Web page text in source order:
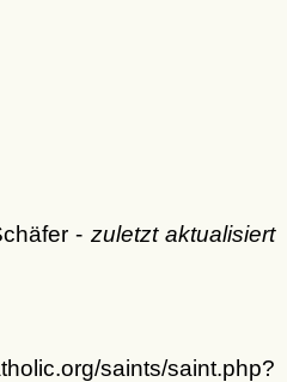
- zuletzt aktualisiert
saints/saint.php?